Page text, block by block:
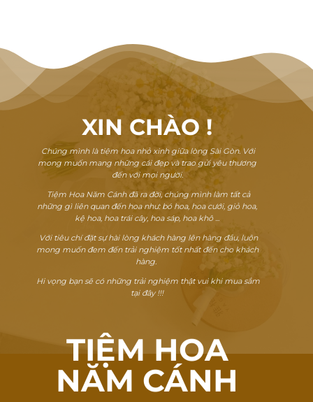
XIN CHÀO!
Chúng mình là tiệm hoa nhỏ xinh giữa lòng Sài Gòn. Với
mong muốn mang những cái đẹp và trao gửi yêu thương
đến với mọi người.
Tiệm Hoa Năm Cánh đã ra đời, chúng mình làm tất cả
những gì liên quan đến hoa như: bó hoa, hoa cưới, giỏ hoa,
kệ hoa, hoa trái cây, hoa sáp, hoa khô ...
Với tiêu chí đặt sự hài lòng khách hàng lên hàng đầu, luôn
mong muốn đem đến trải nghiệm tốt nhất đến cho khách
hàng.
Hi vọng bạn sẽ có những trải nghiệm thật vui khi mua sắm
tại đây !!!
TIỆM HOA
NĂM CÁNH